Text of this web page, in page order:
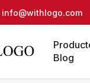
info@withlogo.com
Blog